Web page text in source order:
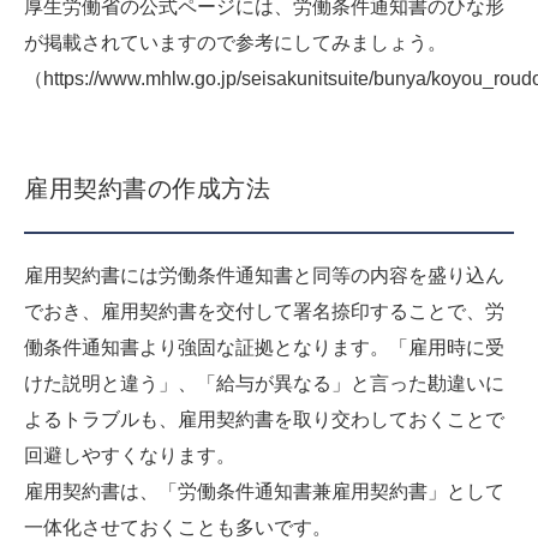
厚生労働省の公式ページには、労働条件通知書のひな形
が掲載されていますので参考にしてみましょう。
（https://www.mhlw.go.jp/seisakunitsuite/bunya/
雇用契約書の作成方法
雇用契約書には労働条件通知書と同等の内容を盛り込ん
でおき、雇用契約書を交付して署名捺印することで、労
働条件通知書より強固な証拠となります。「雇用時に受
けた説明と違う」、「給与が異なる」と言った勘違いに
よるトラブルも、雇用契約書を取り交わしておくことで
回避しやすくなります。
雇用契約書は、「労働条件通知書兼雇用契約書」として
一体化させておくことも多いです。